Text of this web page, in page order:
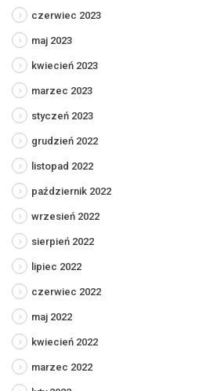
czerwiec 2023
maj 2023
kwiecień 2023
marzec 2023
styczeń 2023
grudzień 2022
listopad 2022
październik 2022
wrzesień 2022
sierpień 2022
lipiec 2022
czerwiec 2022
maj 2022
kwiecień 2022
marzec 2022